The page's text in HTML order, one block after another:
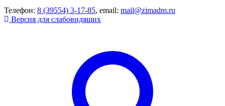
Телефон: 8 (39554) 3-17-85, email: mail@zimadm.ru
Версия для слабовидящих